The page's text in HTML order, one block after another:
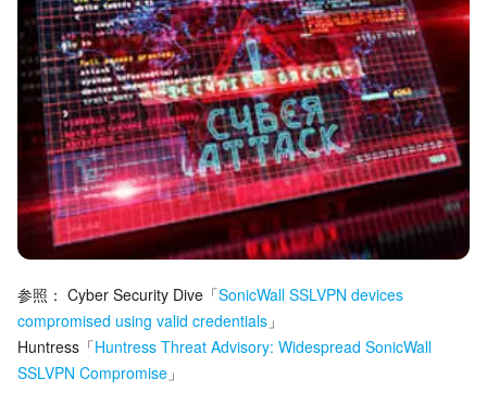
参照： Cyber Security Dive 「SonicWall SSLVPN devices
compromised using valid credentials 」
Huntress 「Huntress Threat Advisory: Widespread SonicWall
SSLVPN Compromise 」